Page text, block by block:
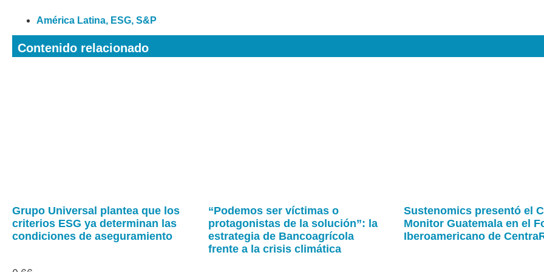
América Latina, ESG, S&P
Contenido relacionado
Grupo Universal plantea que los
criterios ESG ya determinan las
condiciones de aseguramiento
“Podemos ser víctimas o
protagonistas de la solución”: la
estrategia de Bancoagrícola
frente a la crisis climática
Sustenomics presentó el
Monitor Guatemala en el
Iberoamericano de